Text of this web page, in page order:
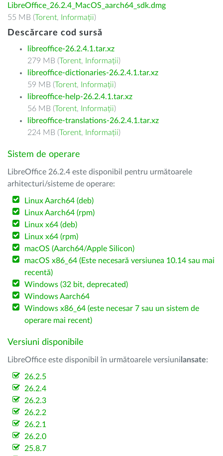
LibreOffice_26.2.4_MacOS_aarch64_sdk.dmg
55 MB (Torent, Informații)
Descărcare cod sursă
libreoffice-26.2.4.1.tar.xz
279 MB (Torent, Informații)
libreoffice-dictionaries-26.2.4.1.tar.xz
59 MB (Torent, Informații)
libreoffice-help-26.2.4.1.tar.xz
56 MB (Torent, Informații)
libreoffice-translations-26.2.4.1.tar.xz
224 MB (Torent, Informații)
Sistem de operare
LibreOffice 26.2.4 este disponibil pentru următoarele
arhitecturi/sisteme de operare:
Linux Aarch64 (deb)
Linux Aarch64 (rpm)
Linux x64 (deb)
Linux x64 (rpm)
macOS (Aarch64/Apple Silicon)
macOS x86_64 (Este necesară versiunea 10.14 sau mai
recentă)
Windows (32 bit, deprecated)
Windows Aarch64
Windows x86_64 (este necesar 7 sau un sistem de
operare mai recent)
Versiuni disponibile
LibreOffice este disponibil în următoarele versiuni lansate:
26.2.5
26.2.4
26.2.3
26.2.2
26.2.1
26.2.0
25.8.7